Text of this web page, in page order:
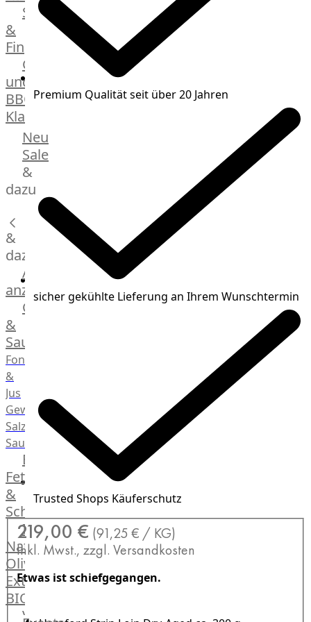
GOURMET
Manufaktur
Bratwurstsets
Toppings
Hackfleisch
Aufschnitt
Schinken
Streetfood
&
Fingerfood
Grill-
und
BBQ-
Klassiker
Beilagen
Brot
Brötchen
Burger
Buns
&
Hot
Dog
Brötchen
Desserts
Neu
Sale
&
dazu
&
dazu
Alle
anzeigen
Gewürze
&
Saucen
Fonds
&
Jus
Gewürze
Salz
Saucen
Butter,
Fett
&
Schmalz
ItalianBar
Natives
Olivenöl
Extra
BIO
Veggie
Premium Qualität seit über 20 Jahren
sicher gekühlte Lieferung an Ihrem Wunschtermin
Trusted Shops Käuferschutz
219,00 € (91,25 € / KG)
Inkl. Mwst., zzgl. Versandkosten
Etwas ist schiefgegangen.